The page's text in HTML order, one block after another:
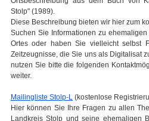
Stolp" (1989).
Diese Beschreibung bieten wir hier zum
Suchen Sie Informationen zu
Ortes oder haben Sie vielleicht selbst
Zeitzeugnisse, die Sie uns als Digitalisat
nutzen Sie bitte die folgenden
weiter.
Mailingliste Stolp-L (kostenlose
Hier können Sie Ihre Fragen zu allen
Landkreis Stolp und seine ehemaligen